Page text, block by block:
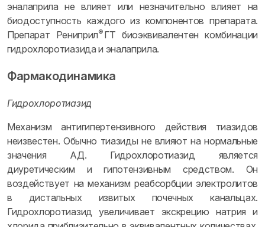
эналаприла не влияет или незначительно влияет на
биодоступность каждого из компонентов препарата.
Препарат Рениприл® ГТ биоэквивалентен комбинации
гидрохлоротиазида и эналаприла.
Фармакодинамика
Гидрохлоротиазид
Механизм антигипертензивного действия тиазидов
неизвестен. Обычно тиазиды не влияют на нормальные
значения АД. Гидрохлоротиазид является
диуретическим и гипотензивным средством. Он
воздействует на механизм реабсорбции электролитов
в дистальных извитых почечных канальцах.
Гидрохлоротиазид увеличивает экскрецию натрия и